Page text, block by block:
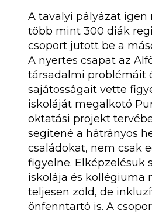
A tavalyi pályázat igen
több mint 300 diák
csoport jutott be a
A nyertes csapat az
társadalmi problémáit
sajátosságait vette
iskoláját megalkotó
oktatási projekt
segítené a hátrányos
családokat, nem csak
figyelne. Elképzelésük
iskolája és kollégiuma
teljesen zöld, de
önfenntartó is. A